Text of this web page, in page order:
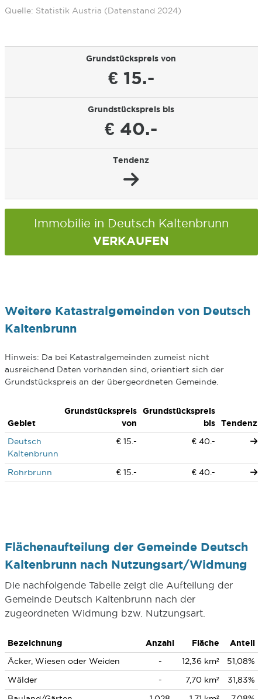
Quelle: Statistik Austria (Datenstand 2024)
Grundstückspreis von
€ 15.-
Grundstückspreis bis
€ 40.-
Tendenz
Immobilie in Deutsch Kaltenbrunn
VERKAUFEN
Weitere Katastralgemeinden von Deutsch
Kaltenbrunn
Hinweis: Da bei Katastralgemeinden zumeist nicht
ausreichend Daten vorhanden sind, orientiert sich der
Grundstückspreis an der übergeordneten Gemeinde.
Gebiet
Grundstückspreis
von
Grundstückspreis
bis
Tendenz
Deutsch
Kaltenbrunn
€ 15.- € 40.-
Rohrbrunn € 15.- € 40.-
Flächenaufteilung der Gemeinde Deutsch
Kaltenbrunn nach Nutzungsart/Widmung
Die nachfolgende Tabelle zeigt die Aufteilung der
Gemeinde Deutsch Kaltenbrunn nach der
zugeordneten Widmung bzw. Nutzungsart.
Bezeichnung Anzahl Fläche
Anteil
Äcker, Wiesen oder Weiden
- 12,36 km²
51,08%
Wälder
- 7,70 km²
31,83%